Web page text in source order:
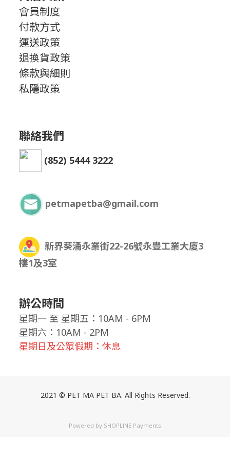
會員制度
付款方式
運送政策
退換貨政策
條款與細則
私隱政策
聯絡我們
(852) 5444 3222
petmapetba@gmail.com
新界葵涌永業街22-26號永豐工業大廈3
樓1及3室
辦公時間
星期一 至 星期五：10AM - 6PM
星期六：10AM - 2PM
星期日及公眾假期：休息
2021 © PET MA PET BA. All Rights Reserved.
Powered by SHOPLINE Payments